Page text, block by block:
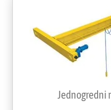
Jednogredni